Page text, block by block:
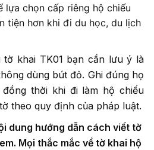
lựa chọn cấp riêng hộ chiếu
tiện hơn khi đi du học, du lịch
tờ khai TK01 bạn cần lưu ý là
dùng bút đỏ. Ghi đúng họ
thời khi đi làm hộ chiếu
theo quy định của pháp luật.
dung hướng dẫn cách viết tờ
Mọi thắc mắc về tờ khai hộ